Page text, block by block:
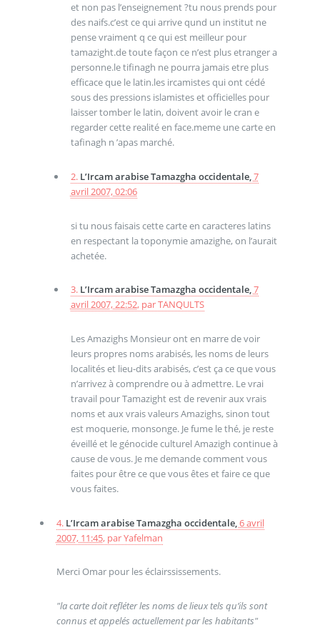
et non pas l’enseignement ?tu nous prends pour
des naifs.c’est ce qui arrive qund un institut ne
pense vraiment q ce qui est meilleur pour
tamazight.de toute façon ce n’est plus etranger a
personne.le tifinagh ne pourra jamais etre plus
efficace que le latin.les ircamistes qui ont cédé
sous des pressions islamistes et officielles pour
laisser tomber le latin, doivent avoir le cran e
regarder cette realité en face.meme une carte en
tafinagh n ’apas marché.
2. L’Ircam arabise Tamazgha occidentale,7
avril 2007, 02:06
si tu nous faisais cette carte en caracteres latins
en respectant la toponymie amazighe, on l’aurait
achetée.
3. L’Ircam arabise Tamazgha occidentale,7
avril 2007, 22:52, parTANQULTS
Les Amazighs Monsieur ont en marre de voir
leurs propres noms arabisés, les noms de leurs
localités et lieu-dits arabisés, c’est ça ce que vous
n’arrivez à comprendre ou à admettre. Le vrai
travail pour Tamazight est de revenir aux vrais
noms et aux vrais valeurs Amazighs, sinon tout
est moquerie, monsonge. Je fume le thé, je reste
éveillé et le génocide culturel Amazigh continue à
cause de vous. Je me demande comment vous
faites pour être ce que vous êtes et faire ce que
vous faites.
4. L’Ircam arabise Tamazgha occidentale,6 avril
2007, 11:45, parYafelman
Merci Omar pour les éclairssissements.
"la carte doit refléter les noms de lieux tels qu’ils sont
connus et appelés actuellement par les habitants"